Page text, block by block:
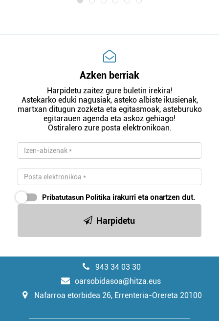
Azken berriak
Harpidetu zaitez gure buletin irekira!
Astekarko eduki nagusiak, asteko albiste ikusienak,
martxan ditugun zozketa eta egitasmoak, asteburuko
egitarauen agenda eta askoz gehiago!
Ostiralero zure posta elektronikoan.
Pribatutasun Politika irakurri eta onartzen dut.
Harpidetu
943 34 03 30
oarsobidasoa@hitza.eus
Nafarroa etorbidea 26, Errenteria-Orereta 20100